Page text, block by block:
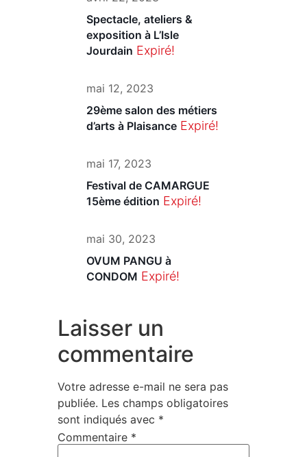
Spectacle, ateliers &
exposition à L’Isle
Jourdain Expiré!
mai 12, 2023
29ème salon des métiers
d’arts à Plaisance Expiré!
mai 17, 2023
Festival de CAMARGUE
15ème édition Expiré!
mai 30, 2023
OVUM PANGU à
CONDOM Expiré!
Laisser un
commentaire
Votre adresse e-mail ne sera pas
publiée. Les champs obligatoires
sont indiqués avec *
Commentaire *